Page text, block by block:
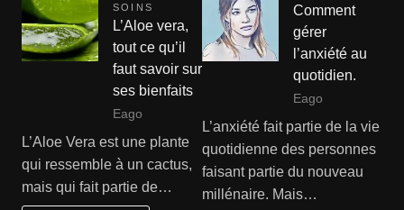
SOINS
L’Aloe vera,
tout ce qu’il
faut savoir sur
ses bienfaits
Eago
L’Aloe Vera est une plante
qui ressemble à un cactus,
mais qui fait partie de…
Comment
gérer
l’anxiété au
quotidien.
Eago
L’anxiété fait partie de la vie
quotidienne des personnes
faisant partie du nouveau
millénaire. Mais…